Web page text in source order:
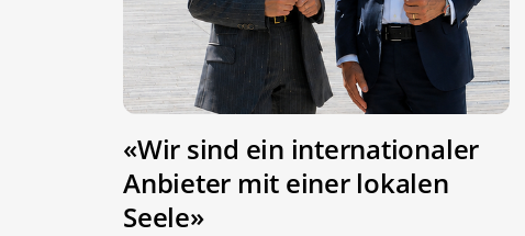
«Wir sind ein internationaler
Anbieter mit einer lokalen
Seele»